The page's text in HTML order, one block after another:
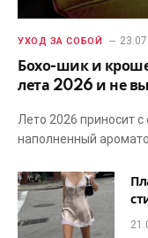
УХОД ЗА СОБОЙ
Бохо-шик и
лета 2026 и не
Лето 2026 приносит
наполненный